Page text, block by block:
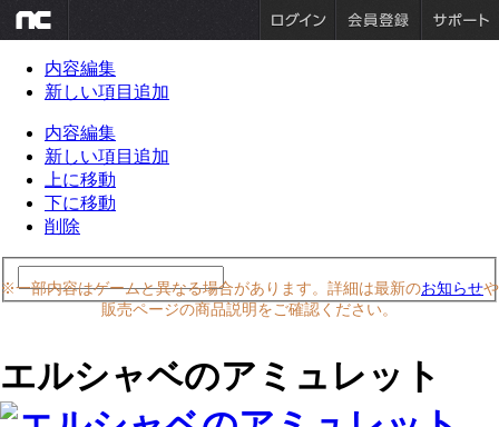
内容編集
新しい項目追加
内容編集
新しい項目追加
上に移動
下に移動
削除
※一部内容はゲームと異なる場合があります。詳細は最新のお知らせや
販売ページの商品説明をご確認ください。
エルシャベのアミュレット